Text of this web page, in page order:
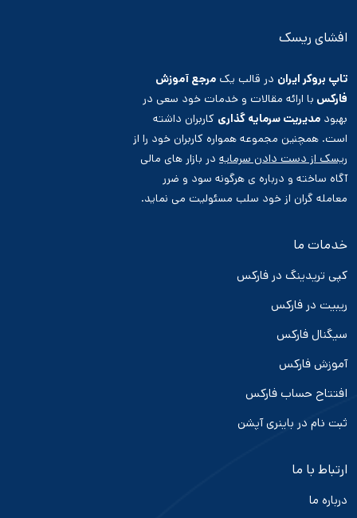
افشای ریسک
تاپ بروکر ایران در قالب یک مرجع آموزش
فارکس با ارائه مقالات و خدمات خود سعی در
بهبود مدیریت سرمایه گذاری کاربران داشته
است. همچنین مجموعه همواره کاربران خود را از
ریسک از دست دادن سرمایه در بازار های مالی
آگاه ساخته و درباره ی هرگونه سود و ضرر
معامله گران از خود سلب مسئولیت می نماید.
خدمات ما
کپی تریدینگ در فارکس
ریبیت در فارکس
سیگنال فارکس
آموزش فارکس
افتتاح حساب فارکس
ثبت نام در باینری آپشن
ارتباط با ما
درباره ما